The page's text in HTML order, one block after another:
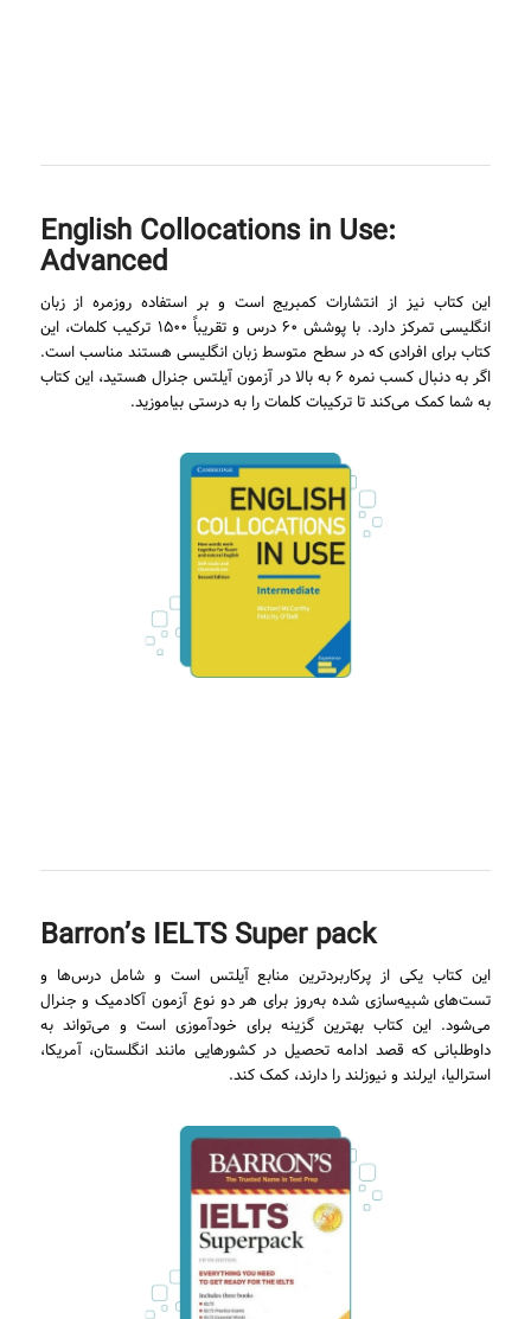
English Collocations in Use:
Advanced
این کتاب نیز از انتشارات کمبریج است و بر استفاده روزمره از زبان
انگلیسی تمرکز دارد. با پوشش ۶۰ درس و تقریباً ۱۵۰۰ ترکیب کلمات، این
کتاب برای افرادی که در سطح متوسط زبان انگلیسی هستند مناسب است.
اگر به دنبال کسب نمره ۶ به بالا در آزمون آیلتس جنرال هستید، این کتاب
به شما کمک می‌کند تا ترکیبات کلمات را به درستی بیاموزید.
Barron’s IELTS Super pack
این کتاب یکی از پرکاربردترین منابع آیلتس است و شامل درس‌ها و
تست‌های شبیه‌سازی شده به‌روز برای هر دو نوع آزمون آکادمیک و جنرال
می‌شود. این کتاب بهترین گزینه برای خودآموزی است و می‌تواند به
داوطلبانی که قصد ادامه تحصیل در کشورهایی مانند انگلستان، آمریکا،
استرالیا، ایرلند و نیوزلند را دارند، کمک کند.